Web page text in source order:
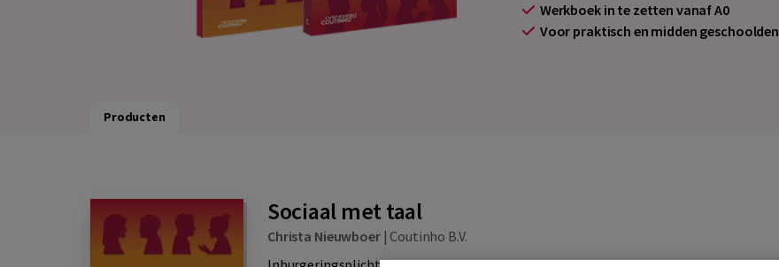
Werkboek in te zetten vanaf A0
Voor praktisch en midden geschoolden
Producten
Sociaal met taal
Christa Nieuwboer| Coutinho B.V.